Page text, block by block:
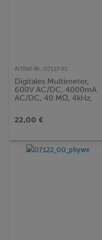
Artikel-Nr.:07127-01
Digitales Multimeter,
600V AC/DC, 4000mA
AC/DC, 40 MΩ, 4kHz,
22,00 €